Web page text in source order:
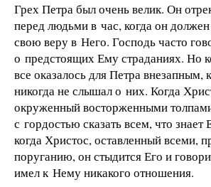
Грех Петра был очень велик. Он
перед людьми в час, когда он
свою веру в Него. Господь часто
о предстоящих Ему страданиях. Но
все оказалось для Петра внезапным,
никогда не слышал о них. Когда
окруженный восторженными
с гордостью сказать всем, что знает
когда Христос, оставленный всеми,
поруганию, он стыдится Его и
имел к Нему никакого отношения.